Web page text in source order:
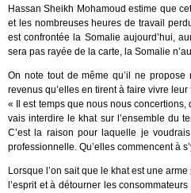
Hassan Sheikh Mohamoud estime que
et les nombreuses heures de travail
est confrontée la Somalie aujourd’hui,
sera pas rayée de la carte, la Somalie
On note tout de même qu’il ne
revenus qu’elles en tirent à faire vivre leur
« Il est temps que nous nous
vais interdire le khat sur l’ensemble du
C’est la raison pour laquelle je
professionnelle. Qu’elles commencent à
Lorsque l’on sait que le khat est une
l’esprit et à détourner les